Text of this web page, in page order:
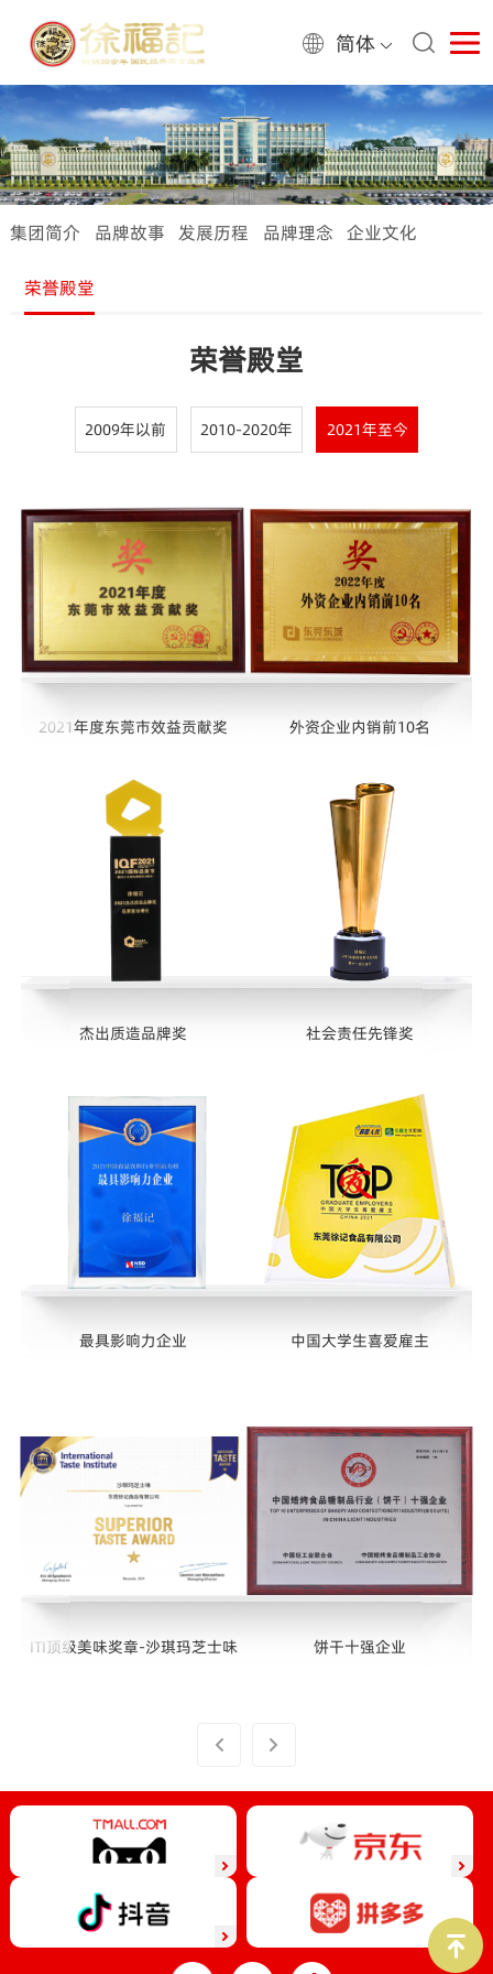
简体
集团简介 品牌故事 发展历程 品牌理念 企业文化
荣誉殿堂
荣誉殿堂
2009年以前 2010-2020年 2021年至今
2021年度东莞市效益贡献奖 外资企业内销前10名
杰出质造品牌奖 社会责任先锋奖
最具影响力企业 中国大学生喜爱雇主
ITI顶级美味奖章-沙琪玛芝士味 饼干十强企业